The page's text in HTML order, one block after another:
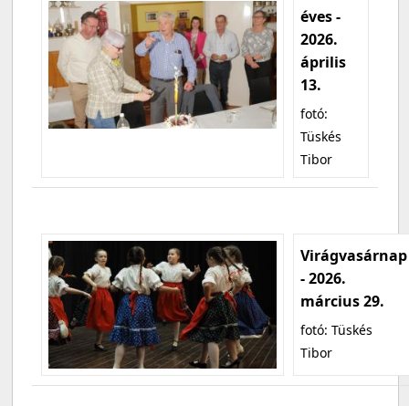
éves -
2026.
április
13.
fotó:
Tüskés
Tibor
Virágvasárnap
- 2026.
március 29.
fotó: Tüskés
Tibor